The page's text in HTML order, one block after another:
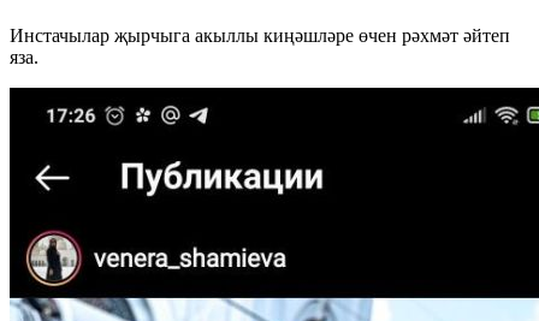
Инстачылар җырчыга акыллы киңәшләре өчен рәхмәт әйтеп
яза.